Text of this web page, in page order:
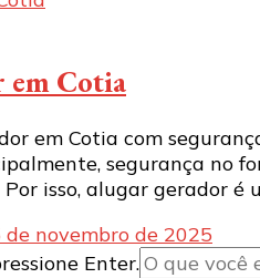
em Cotia
em Cotia com
segurança no
isso, alugar gerador
de novembro de 2025
Enter.